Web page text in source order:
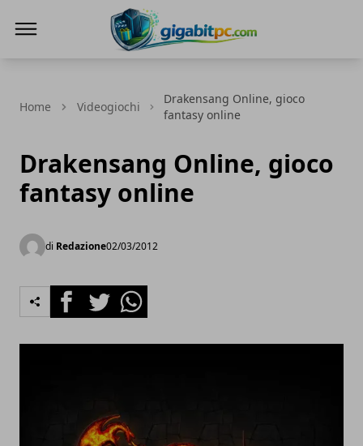
Home Videogiochi
Drakensang Online, gioco
fantasy online
Drakensang Online, gioco
fantasy online
di Redazione02/03/2012
FacebookTwitterWhatsapp